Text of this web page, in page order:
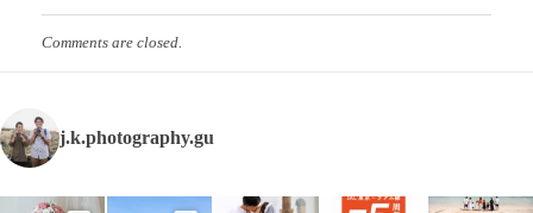
Comments are closed.
j.k.photography.gu